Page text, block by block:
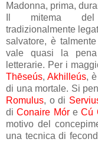
Madonna, prima,
Il mitema del
tradizionalmente
salvatore, è
vale quasi la
letterarie. Per i
Thēseús, Akhilleús,
di una mortale. Si
Romulus, o di
diConaire MóreCú
motivo del
una tecnica di